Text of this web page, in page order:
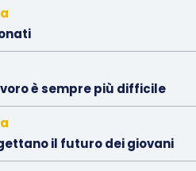
è sempre più difficile
il futuro dei giovani